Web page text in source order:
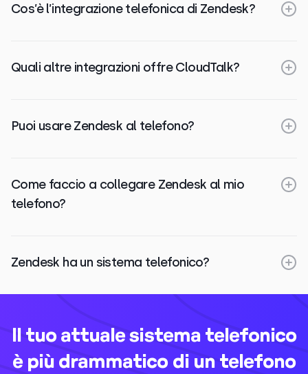
Cos’è l’integrazione telefonica di Zendesk?
Quali altre integrazioni offre CloudTalk?
Puoi usare Zendesk al telefono?
Come faccio a collegare Zendesk al mio
telefono?
Zendesk ha un sistema telefonico?
Il tuo attuale sistema telefonico
è più drammatico di un telefono